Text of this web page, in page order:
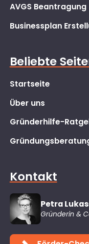
AVGS Beantragung
Businessplan
Beliebte
Startseite
Über uns
Gründerhilfe-
Kontakt
Petra
Gründerin &